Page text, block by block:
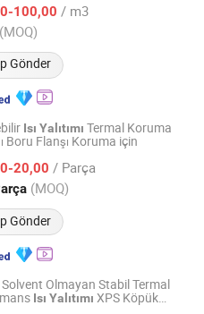
100,00 / m3
(MOQ)
Gönder
Fiyat 2019
Isı Yalıtımı Termal Koruma
Boru Flanşı Koruma için
20,00 / Parça
(MOQ)
Gönder
Co., Ltd.
2026
Solvent Olmayan Stabil Termal
Isı Yalıtımı XPS Köpük
Materials Co., Ltd.